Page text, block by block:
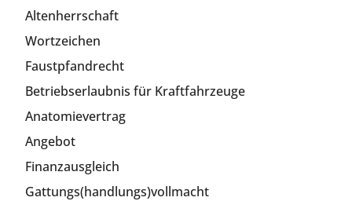
Altenherrschaft
Wortzeichen
Faustpfandrecht
Betriebserlaubnis für Kraftfahrzeuge
Anatomievertrag
Angebot
Finanzausgleich
Gattungs(handlungs)vollmacht